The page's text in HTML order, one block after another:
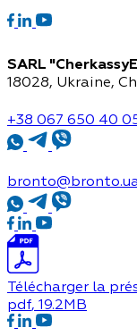
SARL
18028, Ukraine,
+38 067 650 40
Télécharger la
pdf, 19.2MB